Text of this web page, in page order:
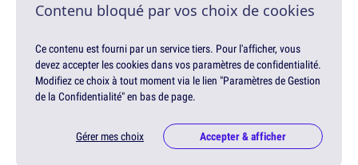
Contenu bloqué par vos choix de cookies
Ce contenu est fourni par un service tiers. Pour l'afficher, vous
devez accepter les cookies dans vos paramètres de confidentialité.
Modifiez ce choix à tout moment via le lien "Paramètres de Gestion
de la Confidentialité" en bas de page.
Gérer mes choix Accepter & afficher